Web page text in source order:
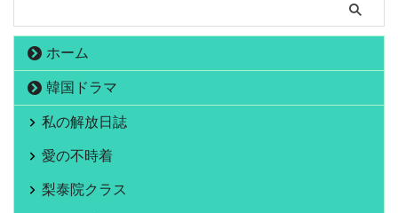
ホーム
韓国ドラマ
私の解放日誌
愛の不時着
梨泰院クラス